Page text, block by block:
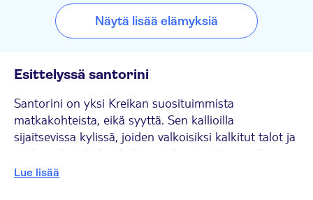
Näytä lisää elämyksiä
Esittelyssä santorini
Santorini on yksi Kreikan suosituimmista
matkakohteista, eikä syyttä. Sen kallioilla
sijaitsevissa kylissä, joiden valkoisiksi kalkitut talot ja
sinikupoliset kirkot kohoavat kraaterijärven ylle, on
eturivin paikat yhdelle maailman kuuluisimmista
Lue lisää